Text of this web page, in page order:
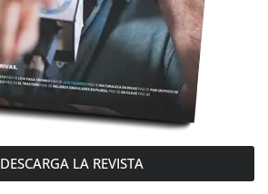
DESCARGA LA REVISTA